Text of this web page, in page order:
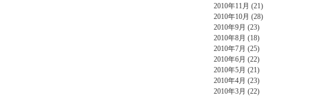
2010年11月 (21)
2010年10月 (28)
2010年9月 (23)
2010年8月 (18)
2010年7月 (25)
2010年6月 (22)
2010年5月 (21)
2010年4月 (23)
2010年3月 (22)